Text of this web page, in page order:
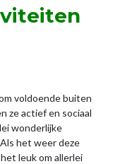
voldoende buiten
ze actief en sociaal
wonderlijke
het weer deze
leuk om allerlei